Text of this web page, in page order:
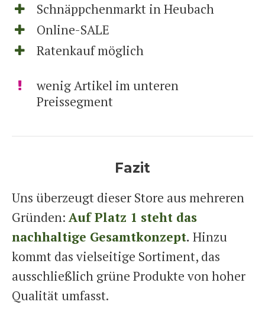
Schnäppchenmarkt in Heubach
Online-SALE
Ratenkauf möglich
wenig Artikel im unteren
Preissegment
Fazit
Uns überzeugt dieser Store aus mehreren
Gründen:Auf Platz 1 steht das
nachhaltige Gesamtkonzept. Hinzu
kommt das vielseitige Sortiment, das
ausschließlich grüne Produkte von hoher
Qualität umfasst.